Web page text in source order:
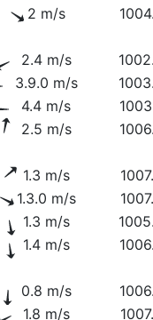
2 m/s
2.4 m/s
3.9.0 m/s
4.4 m/s
2.5 m/s
1.3 m/s
1.3.0 m/s
1.3 m/s
1.4 m/s
0.8 m/s
1.8 m/s